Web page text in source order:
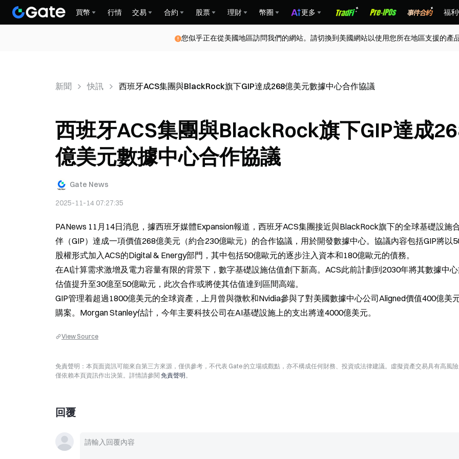
買幣 行情 交易 合約 股票 理財 幣圈 更多 福
您似乎正在從美國地區訪問我們的網站。請切換到美國網站以使用您所在地區支援的產
新聞 快訊 西班牙ACS集團與BlackRock旗下GIP達成268億美元數據中心合作協議
西班牙ACS集團與BlackRock旗下GIP達成
億美元數據中心合作協議
Gate News
2025-11-14 07:27:35
PANews 11月14日消息，據西班牙媒體Expansion報道，西班牙ACS集團接近與BlackRock旗下的全球基礎設施
伴（GIP）達成一項價值268億美元（約合230億歐元）的合作協議，用於開發數據中心。協議內容包括GIP將以
股權形式加入ACS的Digital & Energy部門，其中包括50億歐元的逐步注入資本和180億歐元的債務。
在AI計算需求激增及電力容量有限的背景下，數字基礎設施估值創下新高。ACS此前計劃到2030年將其數據中
估值提升至30億至50億歐元，此次合作或將使其估值達到區間高端。
GIP管理着超過1800億美元的全球資產，上月曾與微軟和Nvidia參與了對美國數據中心公司Aligned價值400億美
購案。Morgan Stanley估計，今年主要科技公司在AI基礎設施上的支出將達4000億美元。
View Source
免責聲明：本頁面資訊可能來自第三方來源，僅供參考，不代表 Gate 的立場或觀點，亦不構成任何財務、投資或法律建議。虛擬資產交易具有高風
僅依賴本頁資訊作出決策。詳情請參閱 免責聲明。
回覆